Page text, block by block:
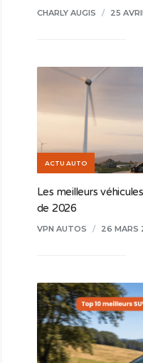
CHARLY AUGIS / 25
ACTU AUTO
Les meilleurs
de 2026
VPN AUTOS / 26 MARS